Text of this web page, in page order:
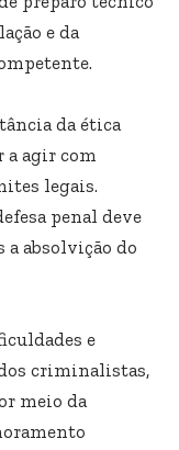
e da
da ética
a agir com
legais.
penal deve
a absolvição do
e
criminalistas,
meio da